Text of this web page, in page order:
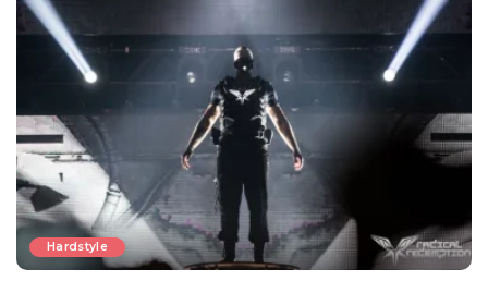
Hardstyle